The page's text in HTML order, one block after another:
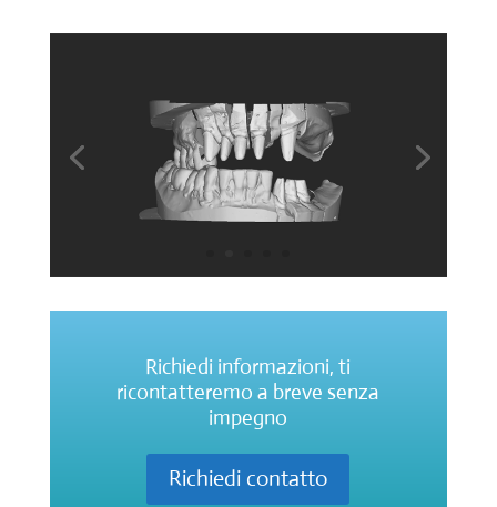
Richiedi informazioni, ti
ricontatteremo a breve senza
impegno
Richiedi contatto